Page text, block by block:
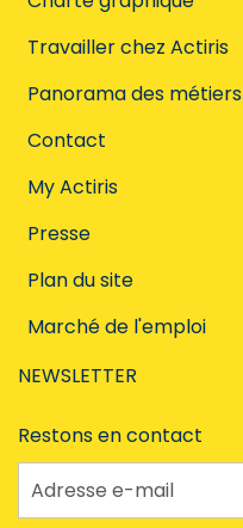
Travailler chez Actiris
Panorama des métiers
Contact
My Actiris
Presse
Plan du site
Marché de l'emploi
NEWSLETTER
Restons en contact
Adresse e-mail